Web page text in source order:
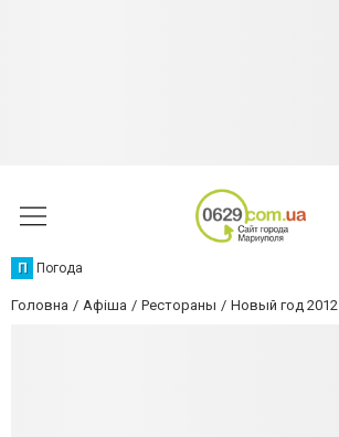
П Погода
Головна Афіша Рестораны Новый год 2012